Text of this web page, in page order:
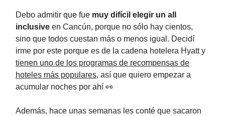
Debo admitir que fue muy difícil elegir un all
inclusive en Cancún, porque no sólo hay cientos,
sino que todos cuestan más o menos igual. Decidí
irme por este porque es de la cadena hotelera Hyatt y
tienen uno de los programas de recompensas de
hoteles más populares, así que quiero empezar a
acumular noches por ahí 👀
Además, hace unas semanas les conté que sacaron